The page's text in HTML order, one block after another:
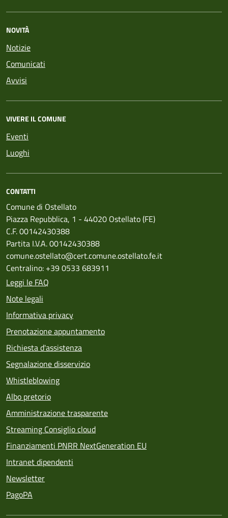
NOVITÀ
Notizie
Comunicati
Avvisi
VIVERE IL COMUNE
Eventi
Luoghi
CONTATTI
Comune di Ostellato
Piazza Repubblica, 1 - 44020 Ostellato (FE)
C.F. 00142430388
Partita I.V.A. 00142430388
comune.ostellato@cert.comune.ostellato.fe.it
Centralino: +39 0533 683911
Leggi le FAQ
Note legali
Informativa privacy
Prenotazione appuntamento
Richiesta d'assistenza
Segnalazione disservizio
Whistleblowing
Albo pretorio
Amministrazione trasparente
Streaming Consiglio cloud
Finanziamenti PNRR NextGeneration EU
Intranet dipendenti
Newsletter
PagoPA